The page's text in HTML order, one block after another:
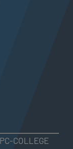
COLLEGE